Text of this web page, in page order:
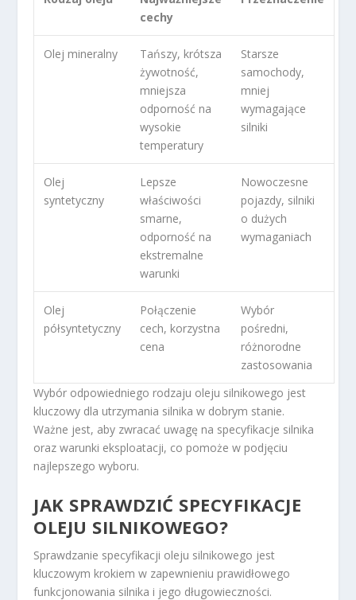
cechy
Olej mineralny
Tańszy, krótsza
żywotność,
mniejsza
odporność na
wysokie
temperatury
Starsze
samochody,
mniej
wymagające
silniki
Olej
syntetyczny
Lepsze
właściwości
smarne,
odporność na
ekstremalne
warunki
Nowoczesne
pojazdy, silniki
o dużych
wymaganiach
Olej
półsyntetyczny
Połączenie
cech, korzystna
cena
Wybór
pośredni,
różnorodne
zastosowania
Wybór odpowiedniego rodzaju oleju silnikowego jest
kluczowy dla utrzymania silnika w dobrym stanie.
Ważne jest, aby zwracać uwagę na specyfikacje silnika
oraz warunki eksploatacji, co pomoże w podjęciu
najlepszego wyboru.
JAK SPRAWDZIĆ SPECYFIKACJE
OLEJU SILNIKOWEGO?
Sprawdzanie specyfikacji oleju silnikowego jest
kluczowym krokiem w zapewnieniu prawidłowego
funkcjonowania silnika i jego długowieczności.